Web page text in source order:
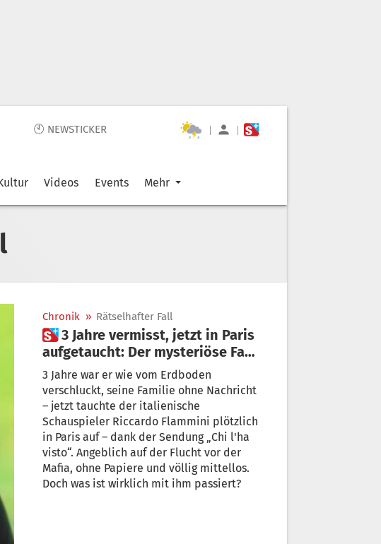
🕙 NEWSTICKER | |
Videos Events Mehr
Chronik » Rätselhafter Fall
 3 Jahre vermisst, jetzt in Paris
aufgetaucht: Der mysteriöse Fall
Riccardo Flammini
3 Jahre war er wie vom Erdboden
verschluckt, seine Familie ohne Nachricht
– jetzt tauchte der italienische
Schauspieler Riccardo Flammini plötzlich
in Paris auf – dank der Sendung „Chi l'ha
visto“. Angeblich auf der Flucht vor der
Mafia, ohne Papiere und völlig mittellos.
Doch was ist wirklich mit ihm passiert?